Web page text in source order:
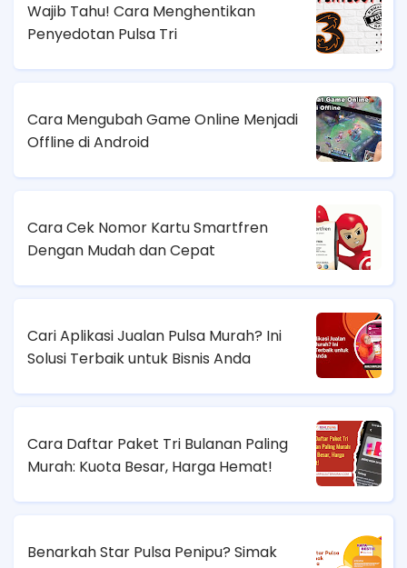
Wajib Tahu! Cara Menghentikan
Penyedotan Pulsa Tri
Cara Mengubah Game Online Menjadi
Offline di Android
Cara Cek Nomor Kartu Smartfren
Dengan Mudah dan Cepat
Cari Aplikasi Jualan Pulsa Murah? Ini
Solusi Terbaik untuk Bisnis Anda
Cara Daftar Paket Tri Bulanan Paling
Murah: Kuota Besar, Harga Hemat!
Benarkah Star Pulsa Penipu? Simak